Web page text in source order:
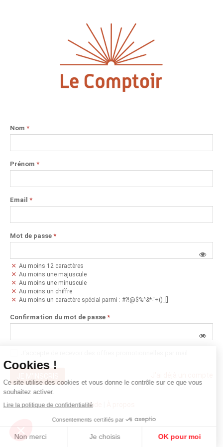
Nom *
Prénom *
Email *
Mot de passe *
Au moins 12 caractères
Au moins une majuscule
Au moins une minuscule
Au moins un chiffre
Au moins un caractère spécial parmi : #?!@$%^&*-'+()_[]
Confirmation du mot de passe *
Aide